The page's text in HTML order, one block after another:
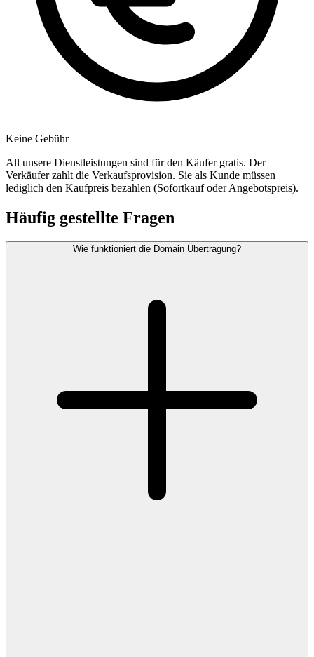
Keine Gebühr
All unsere Dienstleistungen sind für den Käufer gratis. Der
Verkäufer zahlt die Verkaufsprovision. Sie als Kunde müssen
lediglich den Kaufpreis bezahlen (Sofortkauf oder Angebotspreis).
Häufig gestellte Fragen
Wie funktioniert die Domain Übertragung?